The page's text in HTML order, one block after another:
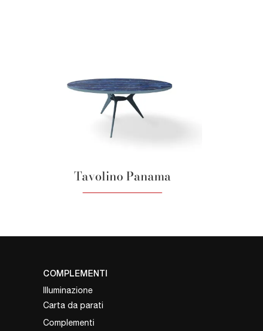
Tavolino Panama
COMPLEMENTI
Illuminazione
Carta da parati
Complementi